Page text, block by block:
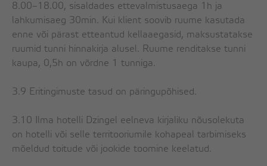
8.00–18.00, sisaldades ettevalmistusaega 1h ja
lahkumisaeg 30min. Kui klient soovib ruume kasutada
enne või pärast etteantud kellaaegasid, maksustatakse
ruumid tunni hinnakirja alusel. Ruume renditakse tunni
kaupa, 0,5h on võrdne 1 tunniga.
3.9 Eritingimuste tasud on päringupõhised.
3.10 Ilma hotelli Dzingel eelneva kirjaliku nõusolekuta
on hotelli või selle territooriumile kohapeal tarbimiseks
mõeldud toitude või jookide toomine keelatud.